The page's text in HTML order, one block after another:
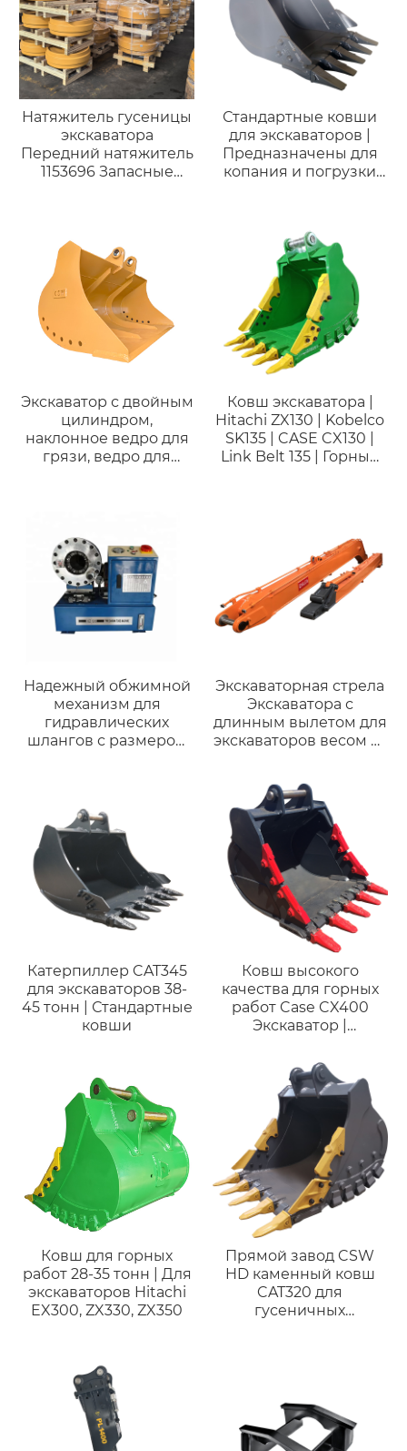
Натяжитель гусеницы
экскаватора
Передний натяжитель
1153696 Запасные
Стандартные ковши
для экскаваторов |
Предназначены для
копания и погрузки
Doosan DX130 12-14
тонн
Экскаватор с двойным
цилиндром,
наклонное ведро для
грязи, ведро для
машины весом 20
тонн.
Ковш экскаватора |
Hitachi ZX130 | Kobelco
SK135 | CASE CX130 |
Link Belt 135 | Горный
Надежный обжимной
механизм для
гидравлических
шлангов с размером
Экскаваторная стрела
Экскаватора с
длинным вылетом для
экскаваторов весом от
PC80/Hitachi ZX85
Катерпиллер CAT345
для экскаваторов 38-
45 тонн | Стандартные
ковши
Ковш высокого
качества для горных
работ Case CX400
Экскаватор |
экскаваторами 38–45
тонн
Ковш для горных
работ 28-35 тонн | Для
экскаваторов Hitachi
EX300, ZX330, ZX350
Прямой завод CSW
HD каменный ковш
CAT320 для
гусеничных
строительства, снос